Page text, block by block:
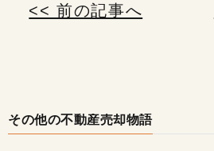
<< 前の記事へ
その他の不動産売却物語